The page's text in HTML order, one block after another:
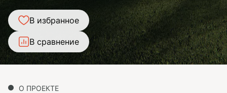
В избранное
В сравнение
О ПРОЕКТЕ